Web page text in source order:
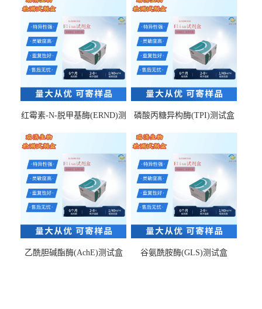
红霉素-N-脱甲基酶(ERND)测
磷酸丙糖异构酶(TPI)测试盒
乙酰胆碱酯酶(AchE)测试盒 谷氨酰胺酶(GLS)测试盒